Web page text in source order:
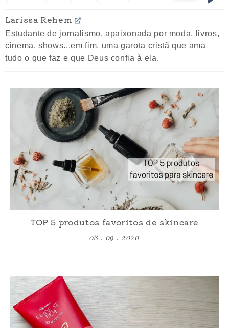
Larissa Rehem
Estudante de jornalismo, apaixonada por moda, livros,
cinema, shows...em fim, uma garota cristã que ama
tudo o que faz e que Deus confia à ela.
TOP 5 produtos favoritos de skincare
08 . 09 . 2020